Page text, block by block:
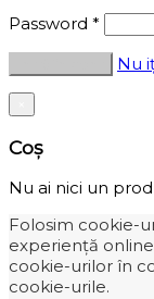
Password *
Nu
Coș
Nu ai nici un
Folosim cookie-
experiență
cookie-urilor în
cookie-urile.